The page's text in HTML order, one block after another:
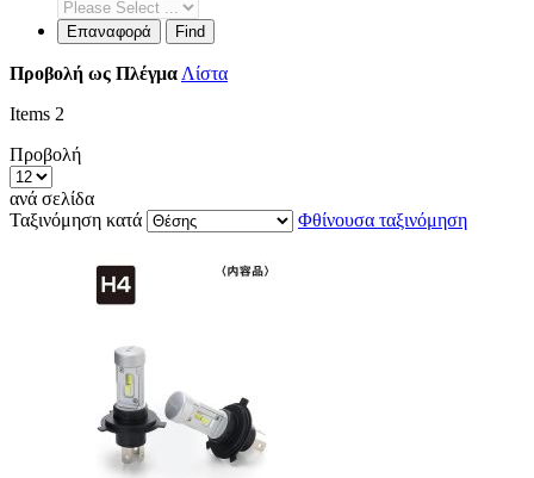
Επαναφορά Find
Προβολή ως ΠλέγμαΛίστα
Items 2
Προβολή
ανά σελίδα
Ταξινόμηση κατά
Φθίνουσα ταξινόμηση